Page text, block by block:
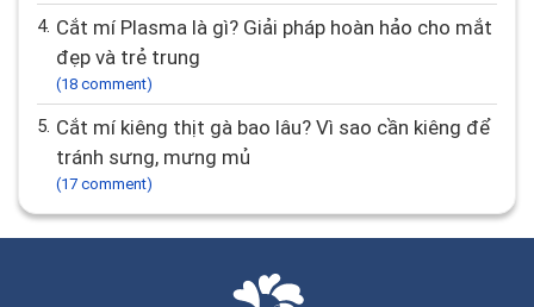
4. Cắt mí Plasma là gì? Giải pháp hoàn hảo cho mắt
đẹp và trẻ trung
(18 comment)
5. Cắt mí kiêng thịt gà bao lâu? Vì sao cần kiêng để
tránh sưng, mưng mủ
(17 comment)